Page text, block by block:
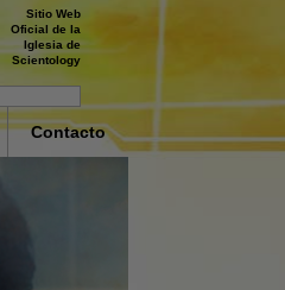
Sitio Web
Oficial de la
Iglesia de
Scientology
Contacto